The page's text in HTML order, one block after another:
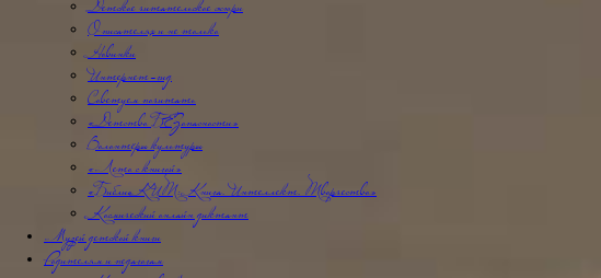
Детское читательское жюри
О писателях и не только
Новинки
Интернет-гид
Советуем почитать
«Детство БЕЗопасности»
Волонтёры культуры
«Лето с книгой»
«БиблиоКИТ: Книга. Интеллект. Творчество»
Космический онлайн диктант
Музей детской книги
Родителям и педагогам